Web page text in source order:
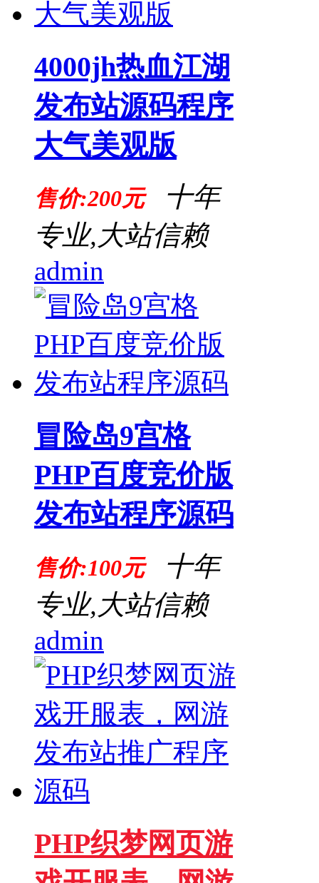
4000jh热血江湖
发布站源码程序
大气美观版
售价:200元
十年
专业,大站信赖
admin
冒险岛9宫格
PHP百度竞价版
发布站程序源码
售价:100元
十年
专业,大站信赖
admin
PHP织梦网页游